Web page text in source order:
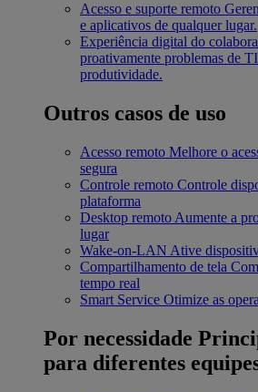
Acesso e suporte remoto
e aplicativos de qualquer lugar.
Experiência digital do
proativamente problemas de
produtividade.
Outros casos de uso
Acesso remoto Melhore o
segura
Controle remoto Controle
plataforma
Desktop remoto Aumente a
lugar
Wake-on-LAN Ative
Compartilhamento de tela
tempo real
Smart Service Otimize as
Por necessidade
para diferentes